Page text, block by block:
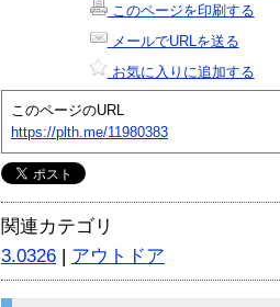
このページを印刷する
メールでURLを送る
お気に入りに追加する
このページのURL
https://plth.me/11980383
関連カテゴリ
3.0326 | アウトドア